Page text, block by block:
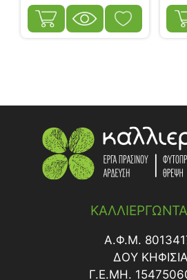
Α.Φ.Μ.
ΔΟY
Γ.Ε.ΜΗ.